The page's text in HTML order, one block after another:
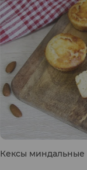
Кексы миндальные